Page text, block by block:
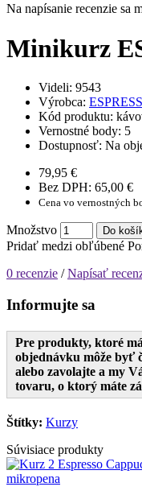
Na napísanie recenzie sa
Minikurz
Videli: 9543
Výrobca:
Kód produktu:
Vernostné body: 5
Dostupnosť: Na
79,95 €
Bez DPH: 65,00 €
Cena vo vernostných
Množstvo Do
Pridať medzi obľúbené
0 recenzie /Napísať
Informujte sa
Pre produkty, ktoré
objednávku môže byť
alebo zavolajte a my
tovaru, o ktorý máte
Štítky: Kurzy
Súvisiace produkty